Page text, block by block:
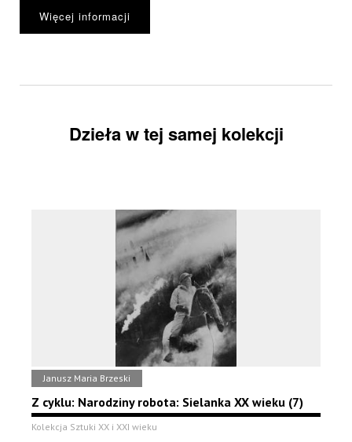
Więcej informacji
Dzieła w tej samej kolekcji
Janusz Maria Brzeski
Z cyklu: Narodziny robota: Sielanka XX wieku (7)
Kolekcja Sztuki XX i XXI wieku